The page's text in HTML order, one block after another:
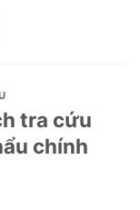
tra cứu
chính